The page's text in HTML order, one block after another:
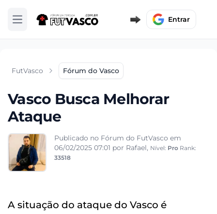
Abrir menu Entrar
FutVasco Fórum do Vasco
Vasco Busca Melhorar
Ataque
Publicado no Fórum do FutVasco em
06/02/2025 07:01 por Rafael, Nível: Pro Rank:
33518
A situação do ataque do Vasco é